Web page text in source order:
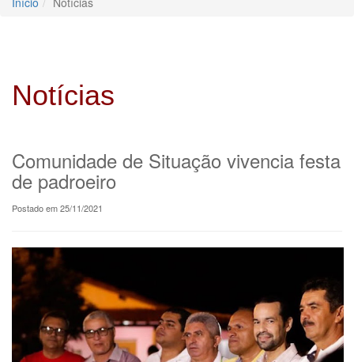
Notícias
Comunidade de Situação vivencia festa
de padroeiro
Postado em 25/11/2021